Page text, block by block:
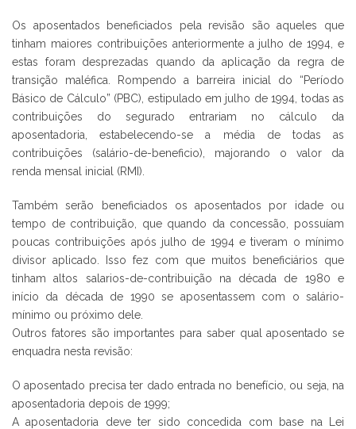
Os aposentados beneficiados pela revisão são aqueles que
tinham maiores contribuições anteriormente a julho de 1994, e
estas foram desprezadas quando da aplicação da regra de
transição maléfica. Rompendo a barreira inicial do “Período
Básico de Cálculo” (PBC), estipulado em julho de 1994, todas as
contribuições do segurado entrariam no cálculo da
aposentadoria, estabelecendo-se a média de todas as
contribuições (salário-de-beneficio), majorando o valor da
renda mensal inicial (RMI).
Também serão beneficiados os aposentados por idade ou
tempo de contribuição, que quando da concessão, possuíam
poucas contribuições após julho de 1994 e tiveram o mínimo
divisor aplicado. Isso fez com que muitos beneficiários que
tinham altos salarios-de-contribuição na década de 1980 e
início da década de 1990 se aposentassem com o salário-
mínimo ou próximo dele.
Outros fatores são importantes para saber qual aposentado se
enquadra nesta revisão:
O aposentado precisa ter dado entrada no benefício, ou seja, na
aposentadoria depois de 1999;
A aposentadoria deve ter sido concedida com base na Lei